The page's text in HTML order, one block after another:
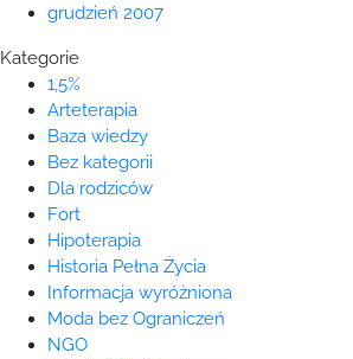
grudzień 2007
Kategorie
1,5%
Arteterapia
Baza wiedzy
Bez kategorii
Dla rodziców
Fort
Hipoterapia
Historia Pełna Życia
Informacja wyróżniona
Moda bez Ograniczeń
NGO